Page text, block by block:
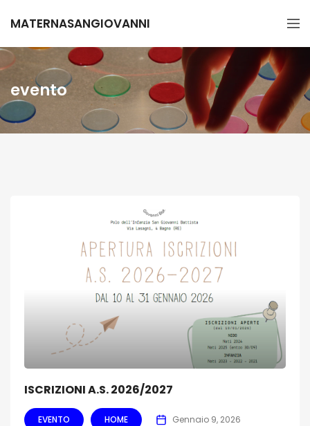
MATERNASANGIOVANNI
evento
ISCRIZIONI A.S. 2026/2027
EVENTO HOME Gennaio 9, 2026